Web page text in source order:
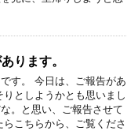
ります。
す。 今日は、ご報告があ
としようかとも思いまし
。と思い、ご報告させて
こちらから、ご覧くださ